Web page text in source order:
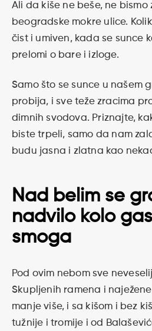
Ali da kiše ne beše, ne bismo
beogradske mokre ulice.
čist i umiven, kada se sunce
prelomi o bare i izloge.
Samo što se sunce u našem
probija, i sve teže zracima
dimnih svodova. Priznajte,
biste trpeli, samo da nam
budu jasna i zlatna kao
Nad belim se
nadvilo kolo
smoga
Pod ovim nebom sve
Skupljenih ramena i naježene
manje više, i sa kišom i bez
tužnije i tromije i od